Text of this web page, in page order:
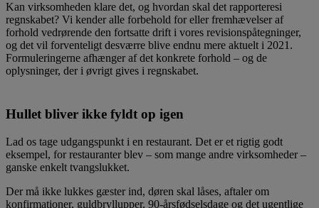
Kan virksomheden klare det, og hvordan skal det rapporteresi
regnskabet? Vi kender alle forbehold for eller fremhævelser af
forhold vedrørende den fortsatte drift i vores revisionspåtegninger,
og det vil forventeligt desværre blive endnu mere aktuelt i 2021.
Formuleringerne afhænger af det konkrete forhold – og de
oplysninger, der i øvrigt gives i regnskabet.
Hullet bliver ikke fyldt op igen
Lad os tage udgangspunkt i en restaurant. Det er et rigtig godt
eksempel, for restauranter blev – som mange andre virksomheder –
ganske enkelt tvangslukket.
Der må ikke lukkes gæster ind, døren skal låses, aftaler om
konfirmationer, guldbryllupper, 90-årsfødselsdage og det ugentlige